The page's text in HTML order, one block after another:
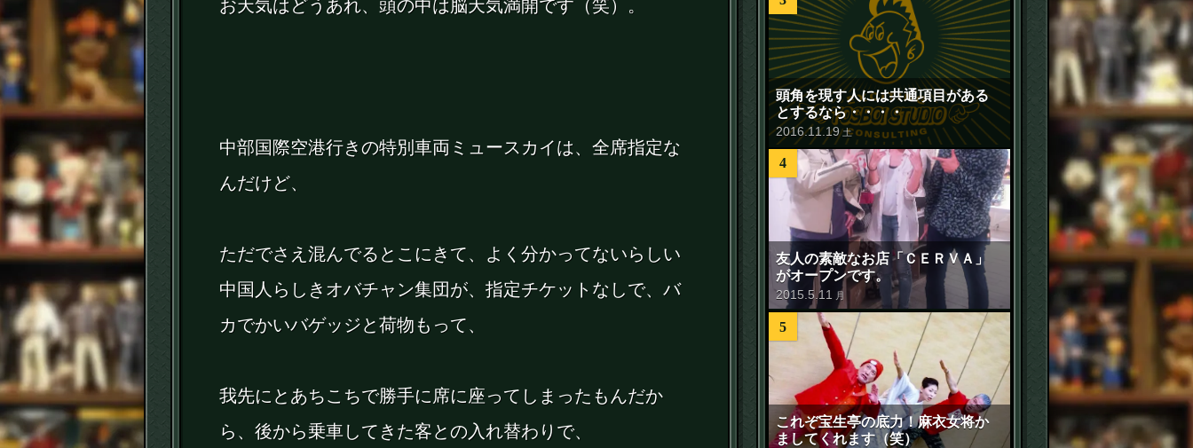
お天気はどうあれ、頭の中は脳天気満開です（笑）。
中部国際空港行きの特別車両ミュースカイは、全席指定な
んだけど、
ただでさえ混んでるとこにきて、よく分かってないらしい
中国人らしきオバチャン集団が、指定チケットなしで、バ
カでかいバゲッジと荷物もって、
我先にとあちこちで勝手に席に座ってしまったもんだか
ら、後から乗車してきた客との入れ替わりで、
頭角を現す人には共通項目がある
とするなら・・・・
2016.11.19 土
4
友人の素敵なお店「ＣＥＲＶＡ」
がオープンです。
2015 5.11 月
5
これぞ宝生亭の底力！麻衣女将か
ましてくれます（笑）